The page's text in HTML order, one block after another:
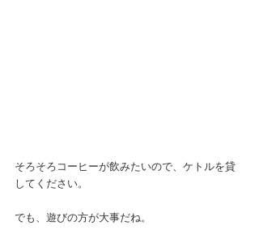
そろそろコーヒーが飲みたいので、ケトルを貸
してください。
でも、遊びの方が大事だね。